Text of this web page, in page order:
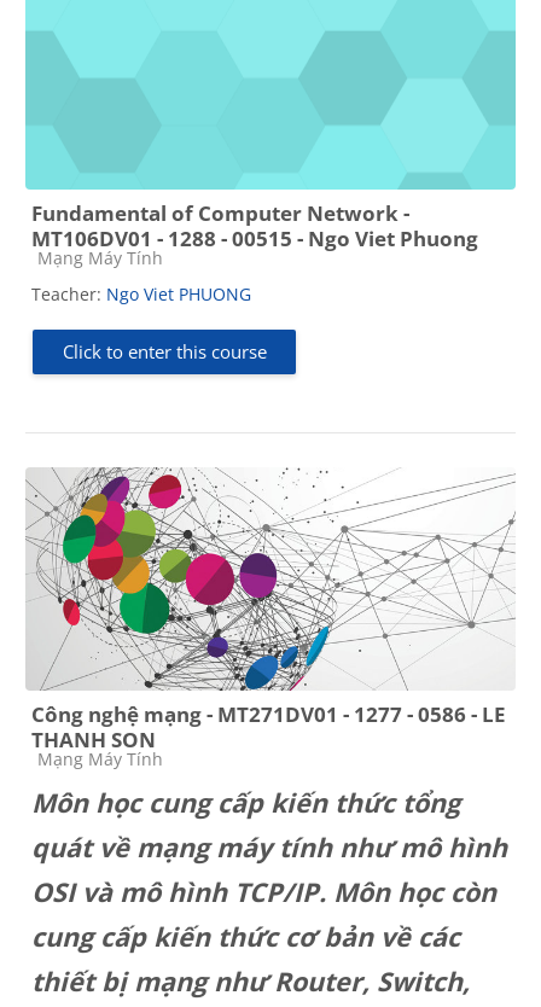
Fundamental of Computer Network -
MT106DV01 - 1288 - 00515 - Ngo Viet Phuong
Course category
Mạng Máy Tính
Teacher: Ngo Viet PHUONG
Click to enter this course
Công nghệ mạng - MT271DV01 - 1277 - 0586 - LE
THANH SON
Course category
Mạng Máy Tính
Môn học cung cấp kiến thức tổng
quát về mạng máy tính như mô hình
OSI và mô hình TCP/IP. Môn học còn
cung cấp kiến thức cơ bản về các
thiết bị mạng như Router, Switch,